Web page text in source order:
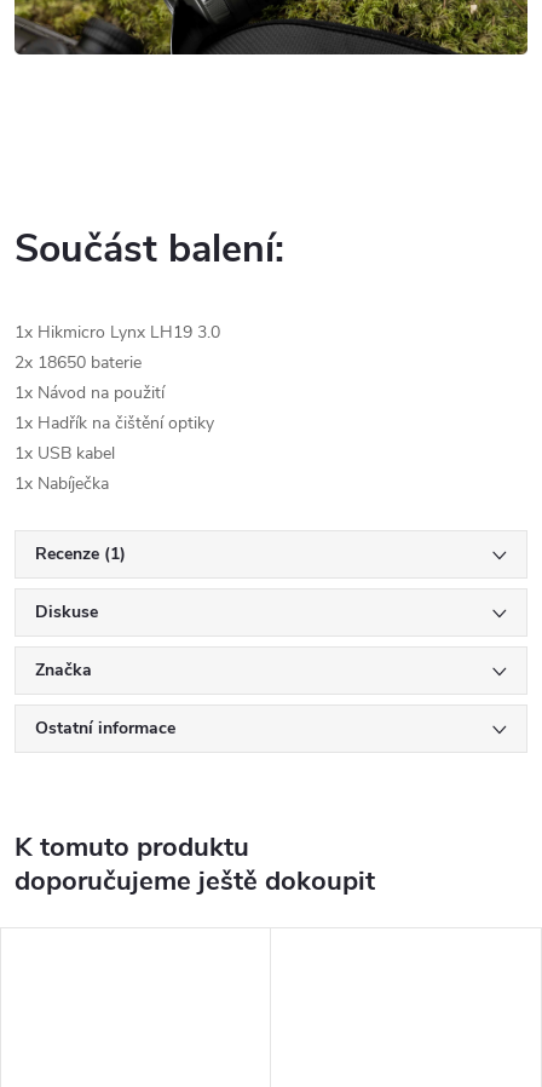
Součást balení:
1x Hikmicro Lynx LH19 3.0
2x 18650 baterie
1x Návod na použití
1x Hadřík na čištění optiky
1x USB kabel
1x Nabíječka
Recenze (1)
Diskuse
Značka
Ostatní informace
K tomuto produktu
doporučujeme ještě dokoupit